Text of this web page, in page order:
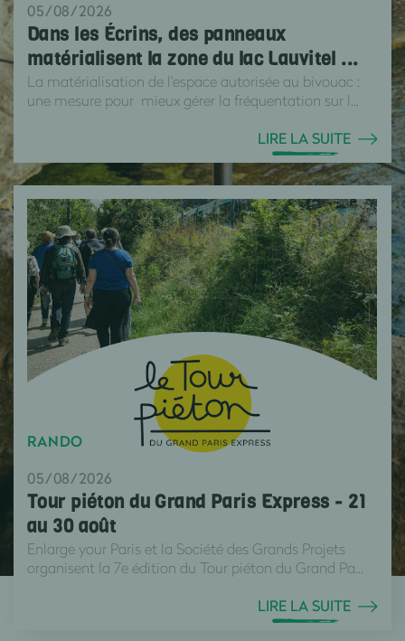
05/08/2026
Dans les Écrins, des panneaux
matérialisent la zone du lac Lauvitel ...
La matérialisation de l'espace autorisée au bivouac :
une mesure pour mieux gérer la fréquentation sur l...
LIRE LA SUITE
RANDO
05/08/2026
Tour piéton du Grand Paris Express - 21
au 30 août
Enlarge your Paris et la Société des Grands Projets
organisent la 7e édition du Tour piéton du Grand Pa...
LIRE LA SUITE